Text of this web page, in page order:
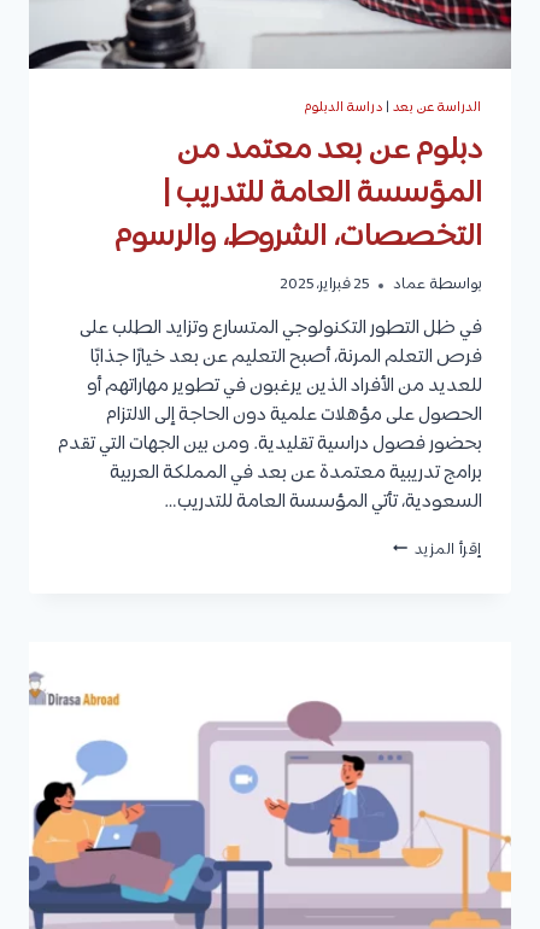
الدراسة عن بعد | دراسة الدبلوم
دبلوم عن بعد معتمد من
المؤسسة العامة للتدريب |
التخصصات، الشروط، والرسوم
بواسطة عماد 25 فبراير، 2025
في ظل التطور التكنولوجي المتسارع وتزايد الطلب على
فرص التعلم المرنة، أصبح التعليم عن بعد خيارًا جذابًا
للعديد من الأفراد الذين يرغبون في تطوير مهاراتهم أو
الحصول على مؤهلات علمية دون الحاجة إلى الالتزام
بحضور فصول دراسية تقليدية. ومن بين الجهات التي تقدم
برامج تدريبية معتمدة عن بعد في المملكة العربية
السعودية، تأتي المؤسسة العامة للتدريب…
إقرأ المزيد دبلوم
|
التخصصات،
الشروط،
والرسوم